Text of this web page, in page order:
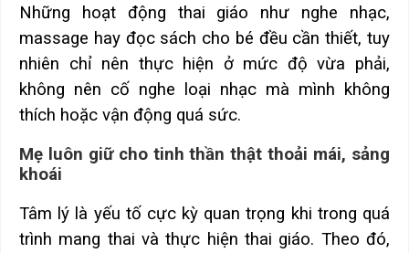
Những hoạt động thai giáo như nghe nhạc,
massage hay đọc sách cho bé đều cần thiết, tuy
nhiên chỉ nên thực hiện ở mức độ vừa phải,
không nên cố nghe loại nhạc mà mình không
thích hoặc vận động quá sức.
Mẹ luôn giữ cho tinh thần thật thoải mái, sảng
khoái
Tâm lý là yếu tố cực kỳ quan trọng khi trong quá
trình mang thai và thực hiện thai giáo. Theo đó,